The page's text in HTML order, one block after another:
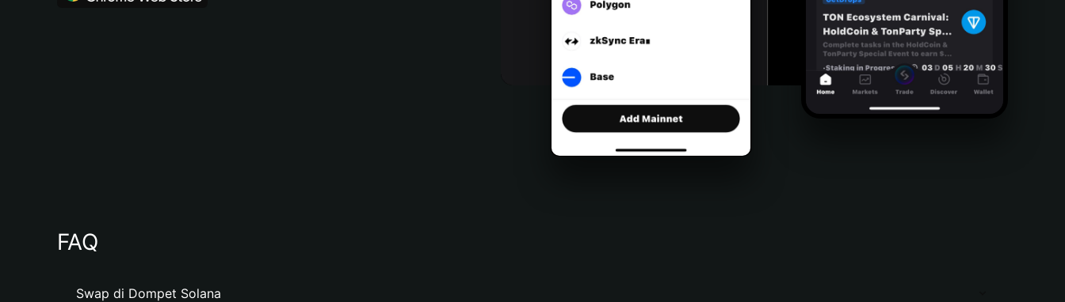
FAQ
Swap di Dompet Solana